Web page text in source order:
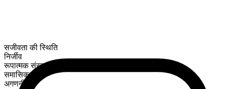
सजीवता की स्थिति
निर्जीव
रूपात्मक संरचना
समासिक
अगणनीय